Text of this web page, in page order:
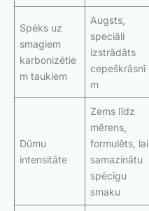
Spēks uz
smagiem
karbonizētie
m taukiem
Augsts,
speciāli
izstrādāts
cepeškrāsnī
m
Dūmu
intensitāte
Zems līdz
mērens,
formulēts, lai
samazinātu
spēcīgu
smaku